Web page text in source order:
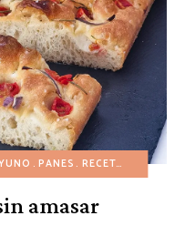
PANES RECETAS ECONÓMICAS
amasar